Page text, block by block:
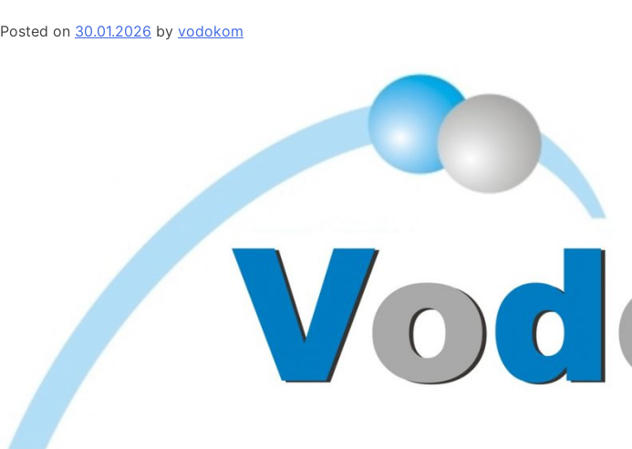
Posted on 30.01.2026 by vodokom